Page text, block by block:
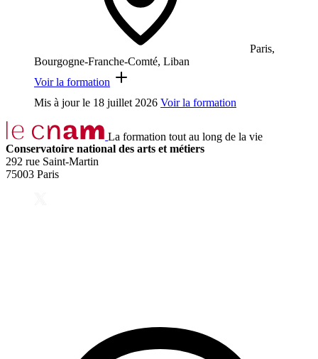
Paris,
Bourgogne-Franche-Comté, Liban
Voir la formation
Mis à jour le 18 juillet 2026 Voir la formation
La formation tout au long de la vie
Conservatoire national des arts et métiers
292 rue Saint-Martin
75003 Paris